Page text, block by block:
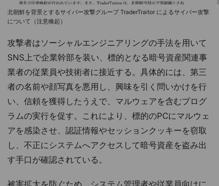
北朝鮮を背景とするサイバー攻撃グループ TraderTraitor によるサイバー攻撃
について（注意喚起）
攻撃者はソーシャルエンジニアリングの手法を用いて
SNS上で企業幹部を装い、標的となる暗号資産関連事
業者の従業員や技術者に接近する。具体的には、第三
者の名前や顔写真を悪用し、興味を引く問いかけを行
い、信頼を獲得したうえで、マルウェアを含むプログ
ラムの実行を促す。これにより、標的のPCにマルウェ
アを感染させ、認証情報やセッションクッキーを窃取
し、不正にシステムへアクセスして暗号資産を盗み出
す手口が確認されている。
被害拡大を防ぐため、システム管理者や従業員向けに